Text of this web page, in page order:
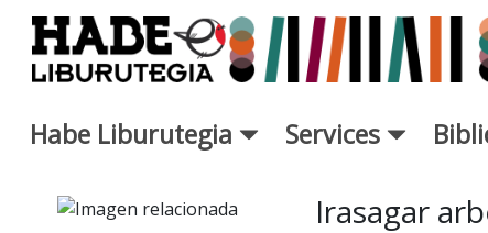
Saut au contenu principal
Habe Liburutegia Services
Fiche de Nouveaux Livres -
Irasagar